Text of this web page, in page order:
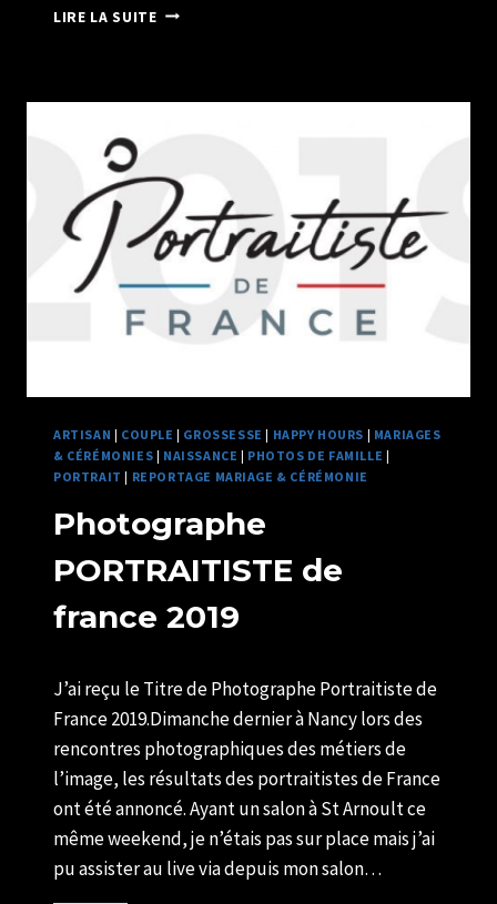
LIRE LA SUITEBOULANGERIE
PHOTO
ARTISAN | COUPLE | GROSSESSE | HAPPY HOURS | MARIAGES
& CÉRÉMONIES | NAISSANCE | PHOTOS DE FAMILLE |
PORTRAIT | REPORTAGE MARIAGE & CÉRÉMONIE
Photographe
PORTRAITISTE de
france 2019
U82599339
J’ai reçu le Titre de Photographe Portraitiste de
France 2019.Dimanche dernier à Nancy lors des
rencontres photographiques des métiers de
l’image, les résultats des portraitistes de France
ont été annoncé. Ayant un salon à St Arnoult ce
même weekend, je n’étais pas sur place mais j’ai
pu assister au live via depuis mon salon…